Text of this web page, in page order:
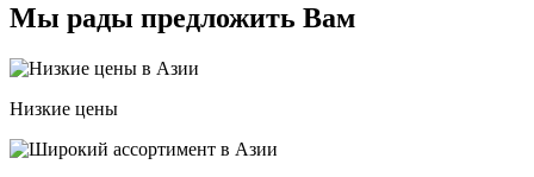
Мы рады предложить Вам
Низкие цены